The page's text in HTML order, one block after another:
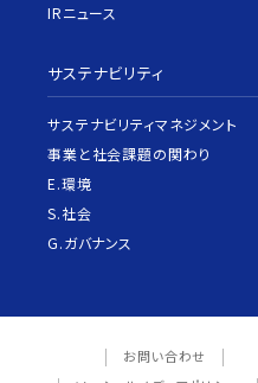
IRニュース
サステナビリティ
サステナビリティマネジメント
事業と社会課題の関わり
E.環境
S.社会
G.ガバナンス
お問い合わせ